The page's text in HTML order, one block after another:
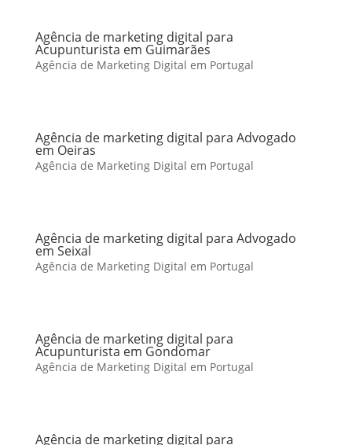
Agência de marketing digital para
Acupunturista em Guimarães
Agência de Marketing Digital em Portugal
Agência de marketing digital para Advogado
em Oeiras
Agência de Marketing Digital em Portugal
Agência de marketing digital para Advogado
em Seixal
Agência de Marketing Digital em Portugal
Agência de marketing digital para
Acupunturista em Gondomar
Agência de Marketing Digital em Portugal
Agência de marketing digital para